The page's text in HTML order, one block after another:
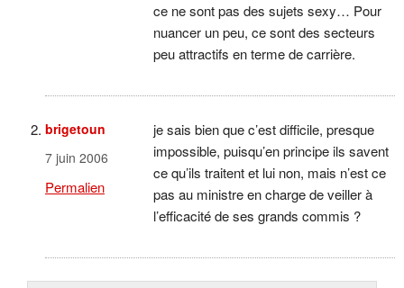
ce ne sont pas des sujets sexy… Pour
nuancer un peu, ce sont des secteurs
peu attractifs en terme de carrière.
brigetoun
7 juin 2006
Permalien
je sais bien que c’est difficile, presque
impossible, puisqu’en principe ils savent
ce qu’ils traitent et lui non, mais n’est ce
pas au ministre en charge de veiller à
l’efficacité de ses grands commis ?